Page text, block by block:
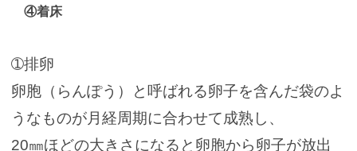
④着床
➀排卵
卵胞（らんぽう）と呼ばれる卵子を含んだ袋のよ
うなものが月経周期に合わせて成熟し、
20㎜ほどの大きさになると卵胞から卵子が放出